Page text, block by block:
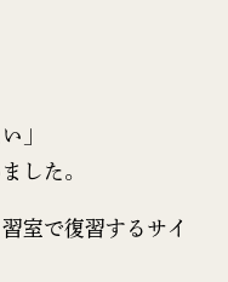
」
した。
室で復習するサイ